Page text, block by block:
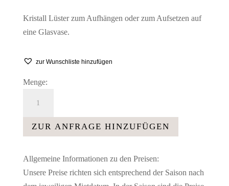
Kristall Lüster zum Aufhängen oder zum Aufsetzen auf
eine Glasvase.
zur Wunschliste hinzufügen
Menge:
Büffetdekoration
weiß
Menge
ZUR ANFRAGE HINZUFÜGEN
Allgemeine Informationen zu den Preisen:
Unsere Preise richten sich entsprechend der Saison nach